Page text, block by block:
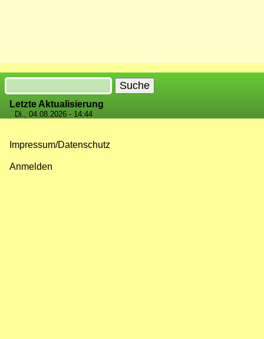
Suche
Letzte Aktualisierung
Di., 04.08.2026 - 14:44
Impressum/Datenschutz
Anmelden